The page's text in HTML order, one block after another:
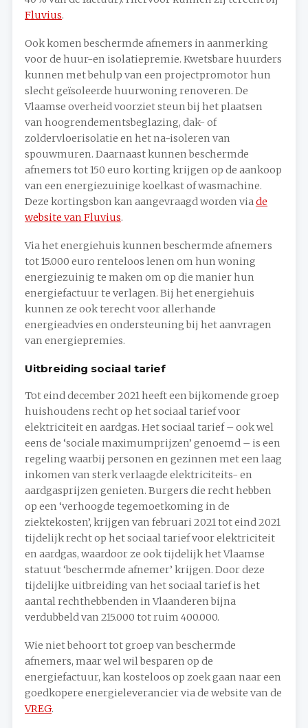
Fluvius.
Ook komen beschermde afnemers in aanmerking
voor de huur-en isolatiepremie. Kwetsbare huurders
kunnen met behulp van een projectpromotor hun
slecht geïsoleerde huurwoning renoveren. De
Vlaamse overheid voorziet steun bij het plaatsen
van hoogrendementsbeglazing, dak- of
zoldervloerisolatie en het na-isoleren van
spouwmuren. Daarnaast kunnen beschermde
afnemers tot 150 euro korting krijgen op de aankoop
van een energiezuinige koelkast of wasmachine.
Deze kortingsbon kan aangevraagd worden viade
website van Fluvius.
Via het energiehuis kunnen beschermde afnemers
tot 15.000 euro renteloos lenen om hun woning
energiezuinig te maken om op die manier hun
energiefactuur te verlagen. Bij het energiehuis
kunnen ze ook terecht voor allerhande
energieadvies en ondersteuning bij het aanvragen
van energiepremies.
Uitbreiding sociaal tarief
Tot eind december 2021 heeft een bijkomende groep
huishoudens recht op het sociaal tarief voor
elektriciteit en aardgas. Het sociaal tarief – ook wel
eens de ‘sociale maximumprijzen’ genoemd – is een
regeling waarbij personen en gezinnen met een laag
inkomen van sterk verlaagde elektriciteits- en
aardgasprijzen genieten. Burgers die recht hebben
op een ‘verhoogde tegemoetkoming in de
ziektekosten’, krijgen van februari 2021 tot eind 2021
tijdelijk recht op het sociaal tarief voor elektriciteit
en aardgas, waardoor ze ook tijdelijk het Vlaamse
statuut ‘beschermde afnemer’ krijgen. Door deze
tijdelijke uitbreiding van het sociaal tarief is het
aantal rechthebbenden in Vlaanderen bijna
verdubbeld van 215.000 tot ruim 400.000.
Wie niet behoort tot groep van beschermde
afnemers, maar wel wil besparen op de
energiefactuur, kan kosteloos op zoek gaan naar een
goedkopere energieleverancier via de website van de
VREG.